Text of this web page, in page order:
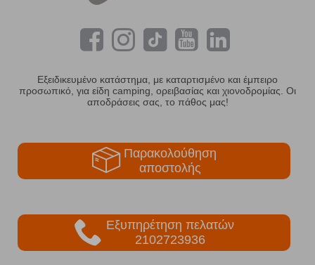
Εξειδικευμένο κατάστημα, με καταρτισμένο και έμπειρο
προσωπικό, για είδη camping, ορειβασίας και χιονοδρομίας. Οι
αποδράσεις σας, το πάθος μας!
Παρακολούθηση
αποστολής
Εξυπηρέτηση πελατών
2102723936